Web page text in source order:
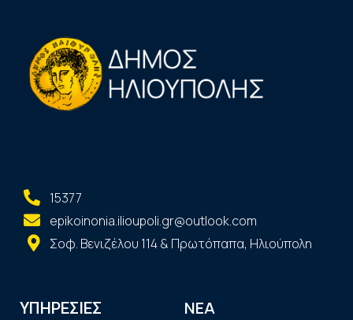
15377
epikoinonia.ilioupoli.gr@outlook.com
Σοφ. Βενιζέλου 114 & Πρωτόπαπα, Ηλιούπολη
ΥΠΗΡΕΣΙΕΣ ΝΕΑ